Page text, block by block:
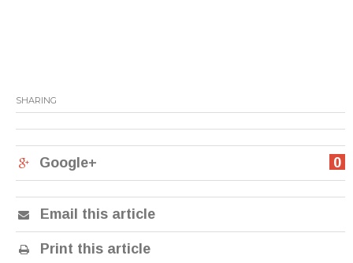
SHARING
0
Google+
Email this article
Print this article